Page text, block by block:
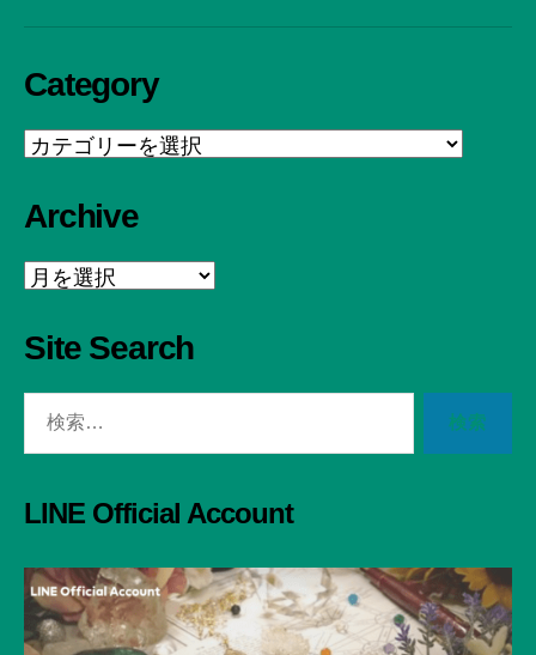
Category
Category
Archive
Archive
Site Search
LINE Official Account